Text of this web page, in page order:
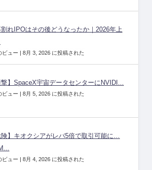
れIPOはその後どうなったか｜2026年上
ビュー | 8月 3, 2026 に投稿された
撃】SpaceX宇宙データセンターにNVIDI...
ビュー | 8月 5, 2026 に投稿された
険】キオクシアがレバ5倍で取引可能に…
ビュー | 8月 4, 2026 に投稿された